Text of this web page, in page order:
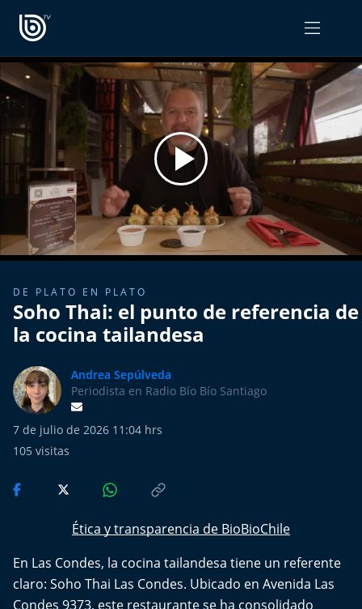
PROGRAMAS
Radiograma
Expreso Bío Bío
Podría Ser Peor
La Entrevista de Tomás Mosciatti
Entrevistas BioBioTV
Comentarios de Tomás Mosciatti
Más de Ti Podcast
Realizadores
Retropop
De Plato en Plato
Los Inestables
Más de 100 Días
OPINIÓN
PODCAST RADIOGRAMA
DE PLATO EN PLATO
Soho Thai: el punto de referencia de
la cocina tailandesa
Andrea Sepúlveda
Periodista en Radio Bío Bío Santiago
7 de julio de 2026 11:04 hrs
105 visitas
Ética y transparencia de BioBioChile
En Las Condes, la cocina tailandesa tiene un referente
claro: Soho Thai Las Condes. Ubicado en Avenida Las
Condes 9373, este restaurante se ha consolidado